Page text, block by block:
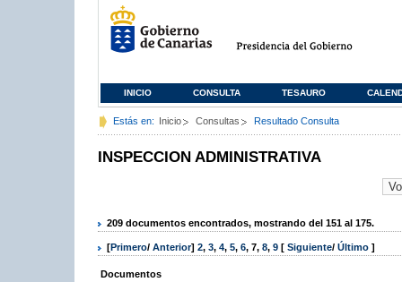
INICIO CONSULTA TESAURO
Estás en: Inicio Consultas Resultado Consulta
INSPECCION ADMINISTRATIVA
209 documentos encontrados, mostrando del 151 al 175.
[Primero/ Anterior] 2, 3, 4, 5, 6, 7, 8, 9 [ Siguiente/ Último ]
Documentos